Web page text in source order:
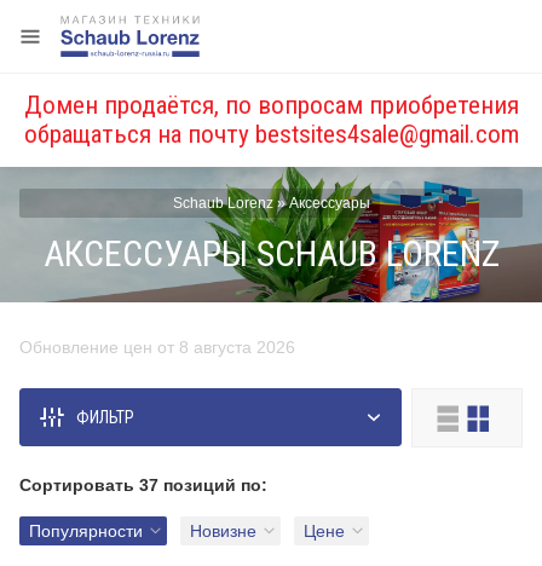
Домен продаётся, по вопросам приобретения
обращаться на почту bestsites4sale@gmail.com
Schaub Lorenz » Аксессуары
АКСЕССУАРЫ SCHAUB LORENZ
Обновление цен от 8 августа 2026
Цена, руб.
ФИЛЬТР
Сортировать 37 позиций по:
Популярности Новизне Цене